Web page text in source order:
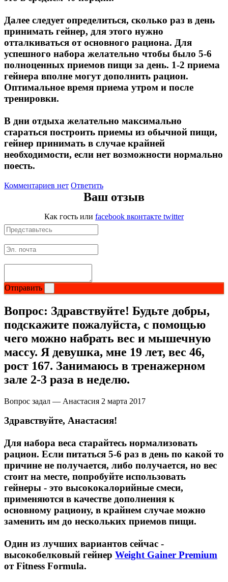
Далее следует определиться, сколько раз в день
принимать гейнер, для этого нужно
отталкиваться от основного рациона. Для
успешного набора желательно чтобы было 5-6
полноценных приемов пищи за день. 1-2 приема
гейнера вполне могут дополнить рацион.
Оптимальное время приема утром и после
тренировки.
В дни отдыха желательно максимально
стараться построить приемы из обычной пищи,
гейнер принимать в случае крайней
необходимости, если нет возможности нормально
поесть.
Комментариев нет Ответить
Ваш отзыв
Как гость или facebook вконтакте twitter
Отправить
Вопрос: Здравствуйте! Будьте добры,
подскажите пожалуйста, с помощью
чего можно набрать вес и мышечную
массу. Я девушка, мне 19 лет, вес 46,
рост 167. Занимаюсь в тренажерном
зале 2-3 раза в неделю.
Вопрос задал — Анастасия 2 марта 2017
Здравствуйте, Анастасия!
Для набора веса старайтесь нормализовать
рацион. Если питаться 5-6 раз в день по какой то
причине не получается, либо получается, но вес
стоит на месте, попробуйте использовать
гейнеры - это высококалорийные смеси,
применяются в качестве дополнения к
основному рациону, в крайнем случае можно
заменить им до нескольких приемов пищи.
Один из лучших вариантов сейчас -
высокобелковый гейнер Weight Gainer Premium
от Fitness Formula.